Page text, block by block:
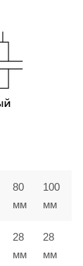
80
мм
100
мм
28
мм
28
мм